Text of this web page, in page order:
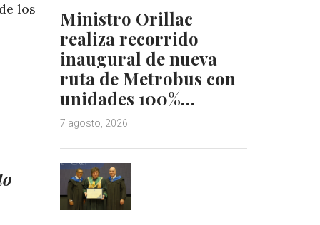
los
Ministro Orillac
realiza recorrido
inaugural de nueva
ruta de Metrobus con
unidades 100%…
7 agosto, 2026